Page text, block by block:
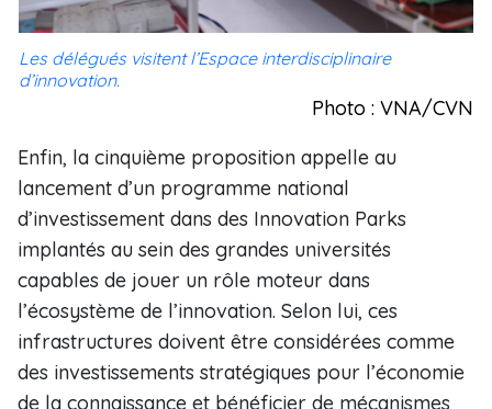
Les délégués visitent l’Espace interdisciplinaire
d’innovation.
Photo : VNA/CVN
Enfin, la cinquième proposition appelle au
lancement d’un programme national
d’investissement dans des Innovation Parks
implantés au sein des grandes universités
capables de jouer un rôle moteur dans
l’écosystème de l’innovation. Selon lui, ces
infrastructures doivent être considérées comme
des investissements stratégiques pour l’économie
de la connaissance et bénéficier de mécanismes